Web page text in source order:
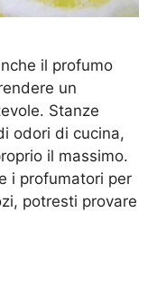
il profumo
un
Stanze
odori di cucina,
il massimo.
i profumatori per
potresti provare